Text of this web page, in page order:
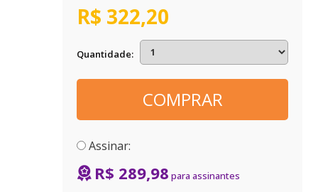
R$ 322,20
Quantidade
COMPRAR
Assinar:
R$ 289,98